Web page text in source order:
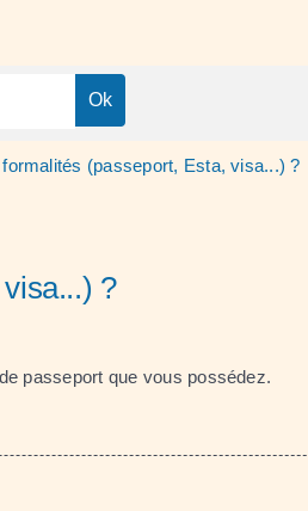
(passeport, Esta, visa...) ?
?
passeport que vous possédez.